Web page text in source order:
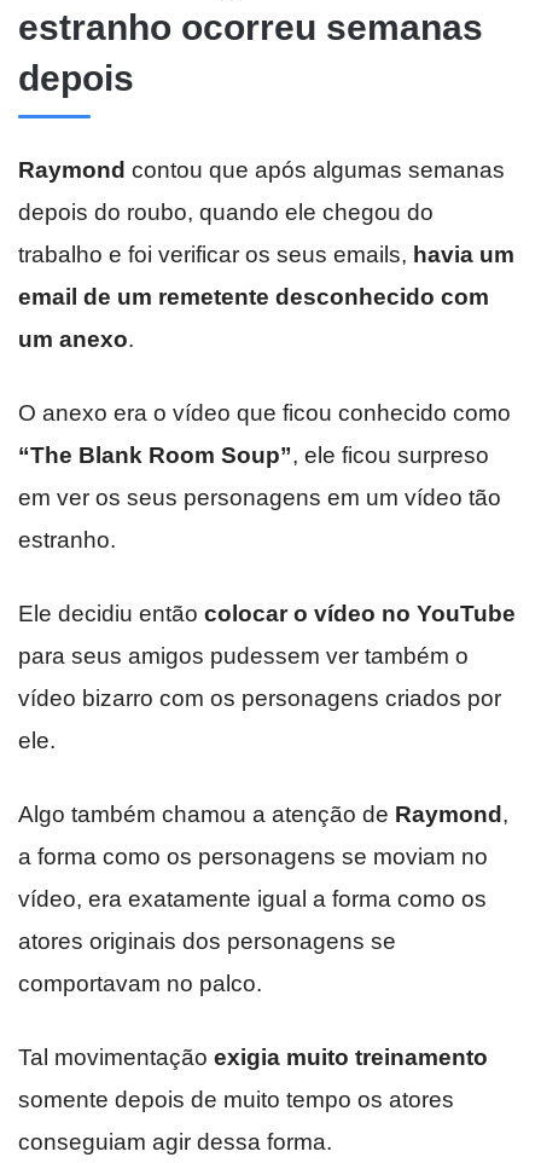
estranho ocorreu semanas
depois
Raymond contou que após algumas semanas
depois do roubo, quando ele chegou do
trabalho e foi verificar os seus emails, havia um
email de um remetente desconhecido com
um anexo.
O anexo era o vídeo que ficou conhecido como
“The Blank Room Soup”, ele ficou surpreso
em ver os seus personagens em um vídeo tão
estranho.
Ele decidiu então colocar o vídeo no YouTube
para seus amigos pudessem ver também o
vídeo bizarro com os personagens criados por
ele.
Algo também chamou a atenção de Raymond ,
a forma como os personagens se moviam no
vídeo, era exatamente igual a forma como os
atores originais dos personagens se
comportavam no palco.
Tal movimentação exigia muito treinamento
somente depois de muito tempo os atores
conseguiam agir dessa forma.